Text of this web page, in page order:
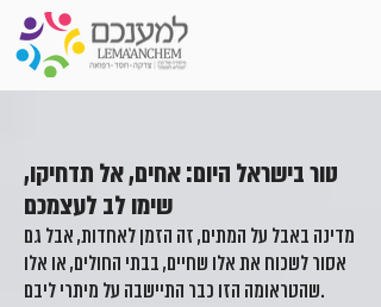
טור בישראל היום: אחים, אל תדחיקו,
שימו לב לעצמכם
מדינה באבל על המתים, זה הזמן לאחדות, אבל גם
אסור לשכוח את אלו שחיים, בבתי החולים, או אלו
שהטראומה הזו כבר התיישבה על מיתרי ליבם.